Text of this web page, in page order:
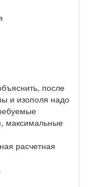
после
и изополя надо
максимальные
расчетная